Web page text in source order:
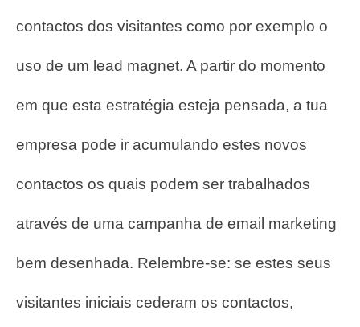
contactos dos visitantes como por exemplo o
uso de um lead magnet. A partir do momento
em que esta estratégia esteja pensada, a tua
empresa pode ir acumulando estes novos
contactos os quais podem ser trabalhados
através de uma campanha de email marketing
bem desenhada. Relembre-se: se estes seus
visitantes iniciais cederam os contactos,